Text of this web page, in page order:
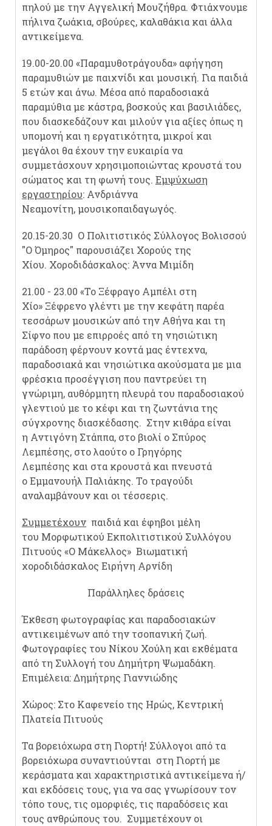
πηλού με την Αγγελική Μουζήθρα. Φτιάχνουμε
πήλινα ζωάκια, σβούρες, καλαθάκια και άλλα
αντικείμενα.
19.00-20.00 «Παραμυθοτράγουδα» αφήγηση
παραμυθιών με παιχνίδι και μουσική. Για παιδιά
5 ετών και άνω. Μέσα από παραδοσιακά
παραμύθια με κάστρα, βοσκούς και βασιλιάδες,
που διασκεδάζουν και μιλούν για αξίες όπως η
υπομονή και η εργατικότητα, μικροί και
μεγάλοι θα έχουν την ευκαιρία να
συμμετάσχουν χρησιμοποιώντας κρουστά του
σώματος και τη φωνή τους. Εμψύχωση
εργαστηρίου: Ανδριάννα
Νεαμονίτη, μουσικοπαιδαγωγός.
20.15-20.30 Ο Πολιτιστικός Σύλλογος Βολισσού
"Ο Όμηρος" παρουσιάζει Χορούς της
Χίου. Χοροδιδάσκαλος: Άννα Μιμίδη
21.00 - 23.00 «Το Ξέφραγο Αμπέλι στη
Χίο» Ξέφρενο γλέντι με την κεφάτη παρέα
τεσσάρων μουσικών από την Αθήνα και τη
Σίφνο που με επιρροές από τη νησιώτικη
παράδοση φέρνουν κοντά μας έντεχνα,
παραδοσιακά και νησιώτικα ακούσματα με μια
φρέσκια προσέγγιση που παντρεύει τη
γνώριμη, αυθόρμητη πλευρά του παραδοσιακού
γλεντιού με το κέφι και τη ζωντάνια της
σύγχρονης διασκέδασης. Στην κιθάρα είναι
η Αντιγόνη Στάππα, στο βιολί ο Σπύρος
Λεμπέσης, στο λαούτο ο Γρηγόρης
Λεμπέσης και στα κρουστά και πνευστά
ο Εμμανουήλ Παλιάκης. Το τραγούδι
αναλαμβάνουν και οι τέσσερις.
Συμμετέχουν παιδιά και έφηβοι μέλη
του Μορφωτικού Εκπολιτιστικού Συλλόγου
Πιτυούς «Ο Μάκελλος» Βιωματική
χοροδιδάσκαλος Ειρήνη Αρνίδη
Παράλληλες δράσεις
Έκθεση φωτογραφίας και παραδοσιακών
αντικειμένων από την τσοπανική ζωή.
Φωτογραφίες του Νίκου Χούλη και εκθέματα
από τη Συλλογή του Δημήτρη Ψωμαδάκη.
Επιμέλεια: Δημήτρης Γιαννιώδης
Χώρος: Στο Καφενείο της Ηρώς, Κεντρική
Πλατεία Πιτυούς
Τα βορειόχωρα στη Γιορτή! Σύλλογοι από τα
βορειόχωρα συναντιούνται στη Γιορτή με
κεράσματα και χαρακτηριστικά αντικείμενα ή/
και εκδόσεις τους, για να σας γνωρίσουν τον
τόπο τους, τις ομορφιές, τις παραδόσεις και
τους ανθρώπους του. Συμμετέχουν οι